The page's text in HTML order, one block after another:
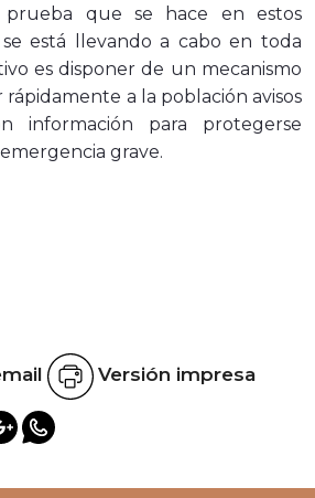
que se hace en estos
está llevando a cabo en toda
es disponer de un mecanismo
a la población avisos
información para protegerse
grave.
Versión impresa